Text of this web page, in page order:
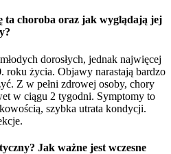
ta choroba oraz jak wyglądają jej
dorosłych, jednak najwięcej
roku życia. Objawy narastają bardzo
Z w pełni zdrowej osoby, chory
w ciągu 2 tygodni. Symptomy to
szybka utrata kondycji.
Jak ważne jest wczesne